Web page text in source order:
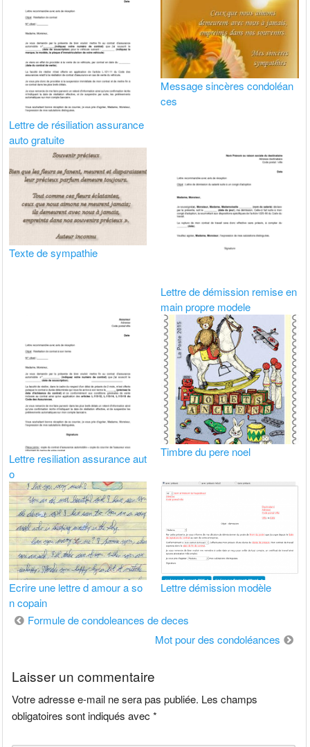
Lettre de résiliation assurance
auto gratuite
Message sincères condoléan
ces
Texte de sympathie
Lettre de démission remise en
main propre modele
Lettre resiliation assurance aut
o
Timbre du pere noel
Ecrire une lettre d amour a so
n copain
Lettre démission modèle
Navigation
Formule de condoleances de deces
Mot pour des condoléances
Laisser un commentaire
Votre adresse e-mail ne sera pas publiée. Les champs
obligatoires sont indiqués avec*